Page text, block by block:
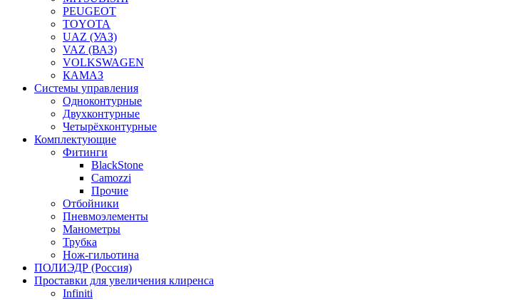
PEUGEOT
TOYOTA
UAZ (УАЗ)
VAZ (ВАЗ)
VOLKSWAGEN
КАМАЗ
Системы управления
Одноконтурные
Двухконтурные
Четырёхконтурные
Комплектующие
Фитинги
BlackStone
Camozzi
Прочие
Отбойники
Пневмоэлементы
Манометры
Трубка
Нож-гильотина
ПОЛИЭДР (Россия)
Проставки для увеличения клиренса
Infiniti